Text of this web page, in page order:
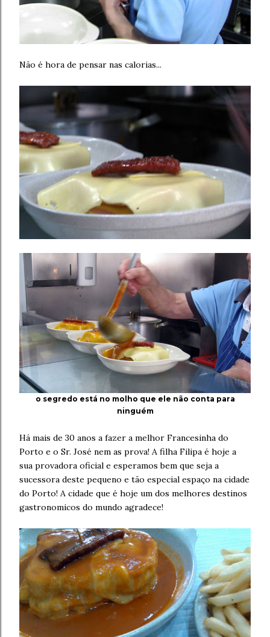
Não é hora de pensar nas calorias...
o segredo está no molho que ele não conta para
ninguém
Há mais de 30 anos a fazer a melhor Francesinha do
Porto e o Sr. José nem as prova! A filha Filipa é hoje a
sua provadora oficial e esperamos bem que seja a
sucessora deste pequeno e tão especial espaço na cidade
do Porto! A cidade que é hoje um dos melhores destinos
gastronomicos do mundo agradece!